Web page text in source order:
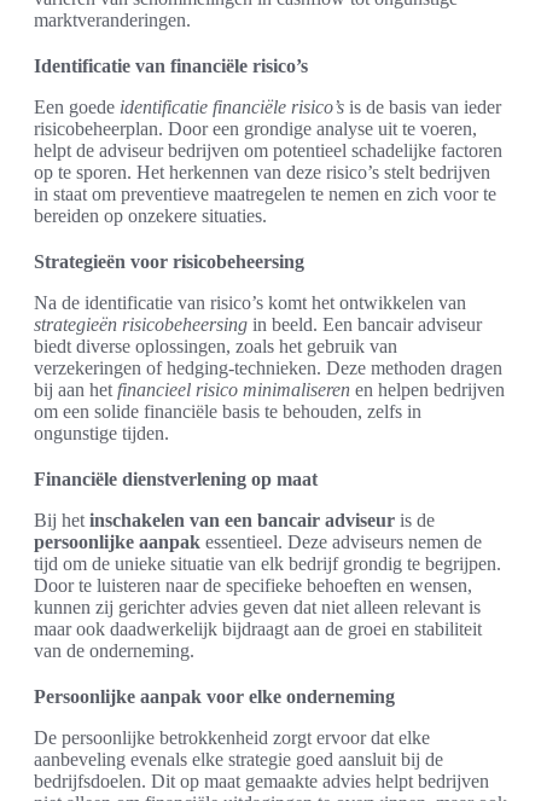
marktveranderingen.
Identificatie van financiële risico’s
Een goede identificatie financiële risico’s is de basis van ieder
risicobeheerplan. Door een grondige analyse uit te voeren,
helpt de adviseur bedrijven om potentieel schadelijke factoren
op te sporen. Het herkennen van deze risico’s stelt bedrijven
in staat om preventieve maatregelen te nemen en zich voor te
bereiden op onzekere situaties.
Strategieën voor risicobeheersing
Na de identificatie van risico’s komt het ontwikkelen van
strategieën risicobeheersing in beeld. Een bancair adviseur
biedt diverse oplossingen, zoals het gebruik van
verzekeringen of hedging-technieken. Deze methoden dragen
bij aan het financieel risico minimaliseren en helpen bedrijven
om een solide financiële basis te behouden, zelfs in
ongunstige tijden.
Financiële dienstverlening op maat
Bij het inschakelen van een bancair adviseur is de
persoonlijke aanpak essentieel. Deze adviseurs nemen de
tijd om de unieke situatie van elk bedrijf grondig te begrijpen.
Door te luisteren naar de specifieke behoeften en wensen,
kunnen zij gerichter advies geven dat niet alleen relevant is
maar ook daadwerkelijk bijdraagt aan de groei en stabiliteit
van de onderneming.
Persoonlijke aanpak voor elke onderneming
De persoonlijke betrokkenheid zorgt ervoor dat elke
aanbeveling evenals elke strategie goed aansluit bij de
bedrijfsdoelen. Dit op maat gemaakte advies helpt bedrijven